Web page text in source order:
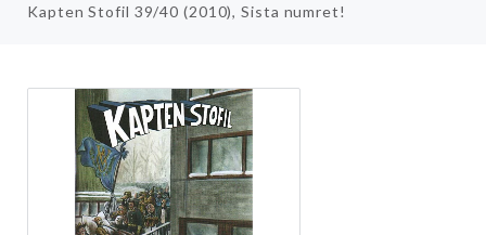
Kapten Stofil 39/40 (2010), Sista numret!